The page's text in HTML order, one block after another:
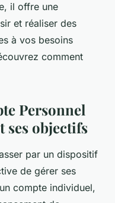
il offre une
et réaliser des
à vos besoins
comment
Personnel
ses objectifs
par un dispositif
de gérer ses
compte individuel,